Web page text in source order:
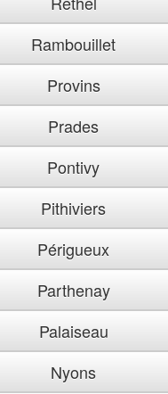
Rambouillet
Provins
Prades
Pontivy
Pithiviers
Périgueux
Parthenay
Palaiseau
Nyons